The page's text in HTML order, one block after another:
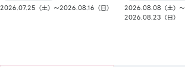
2026.07.25（土）〜2026.08.16（日）
2026.08.08（土）〜
2026.08.23（日）